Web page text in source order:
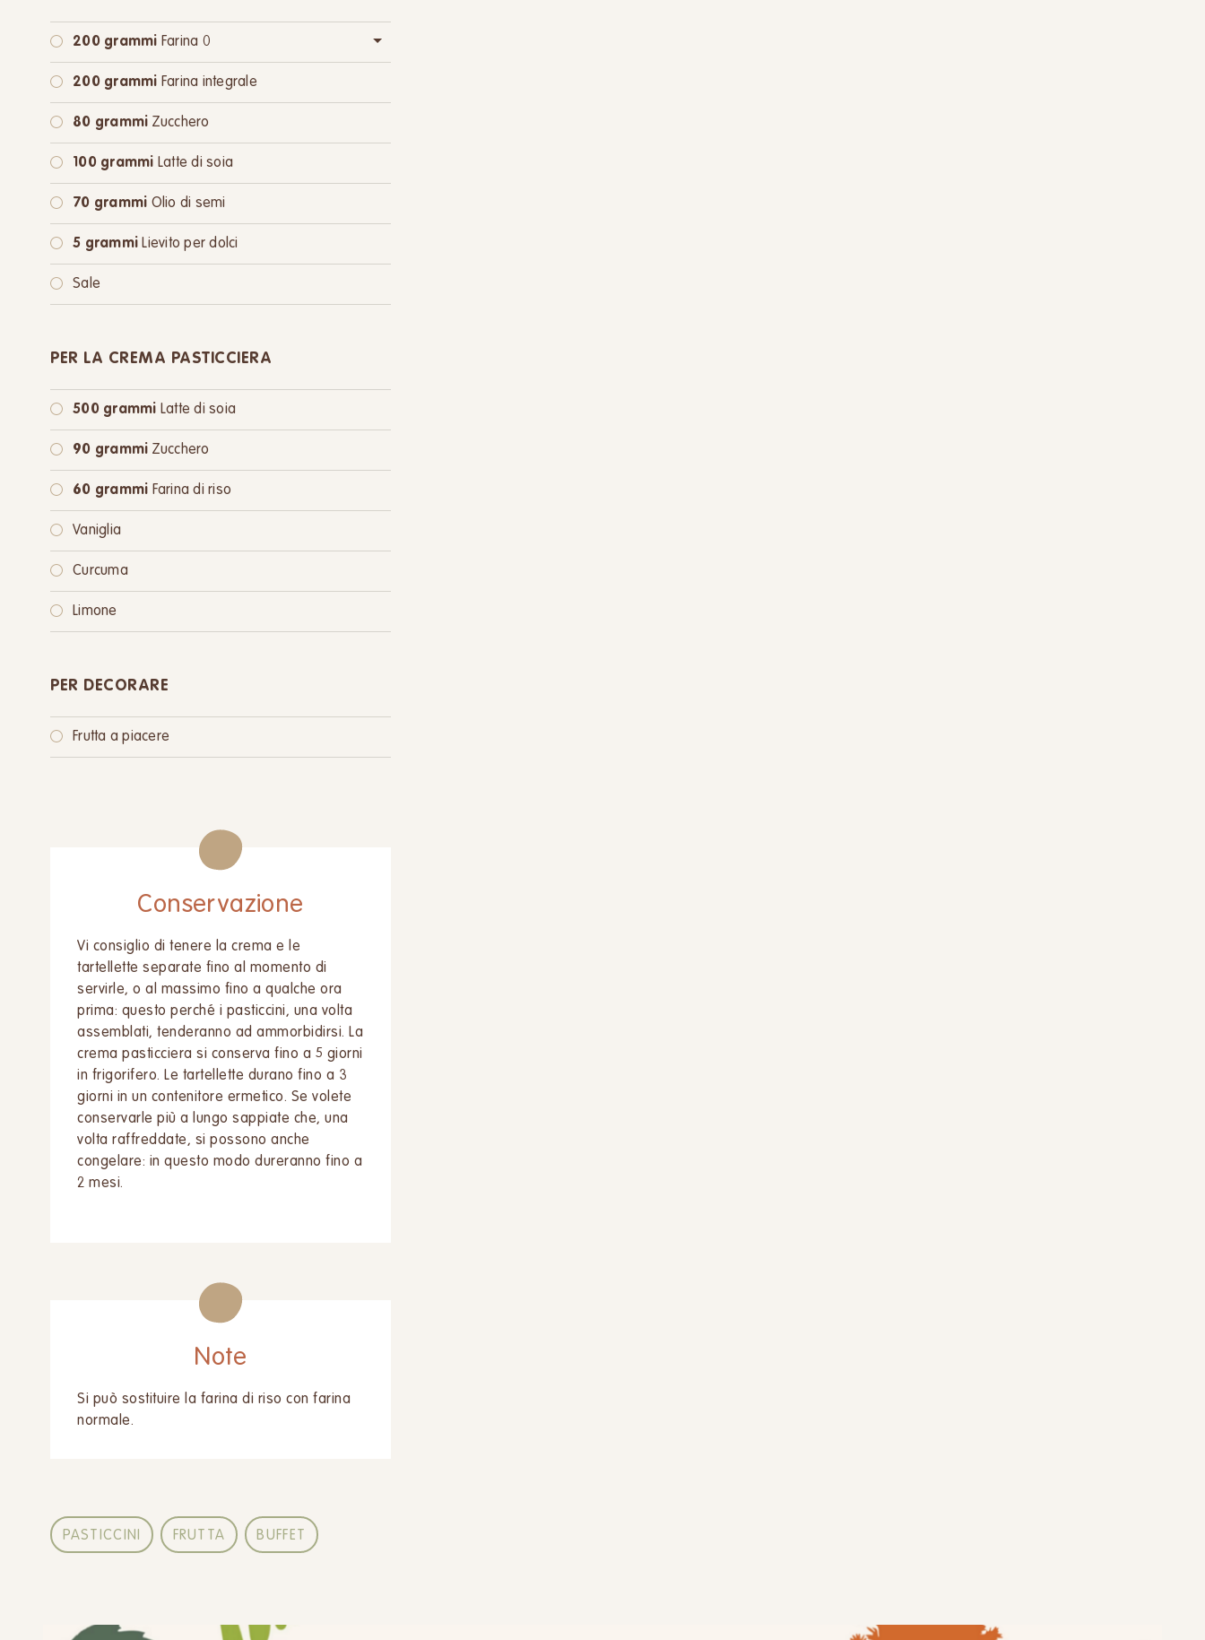
200 grammi Farina 0
oppure:200 grammiFarina integrale
200 grammi Farina integrale
80 grammi Zucchero
100 grammi Latte di soia
70 grammi Olio di semi
5 grammi Lievito per dolci
Sale
PER LA CREMA PASTICCIERA
500 grammi Latte di soia
90 grammi Zucchero
60 grammi Farina di riso
Vaniglia
Curcuma
Limone
PER DECORARE
Frutta a piacere
Conservazione
Vi consiglio di tenere la crema e le
tartellette separate fino al momento di
servirle, o al massimo fino a qualche ora
prima: questo perché i pasticcini, una volta
assemblati, tenderanno ad ammorbidirsi. La
crema pasticciera si conserva fino a 5 giorni
in frigorifero. Le tartellette durano fino a 3
giorni in un contenitore ermetico. Se volete
conservarle più a lungo sappiate che, una
volta raffreddate, si possono anche
congelare: in questo modo dureranno fino a
2 mesi.
Note
Si può sostituire la farina di riso con farina
normale.
PASTICCINI FRUTTA BUFFET